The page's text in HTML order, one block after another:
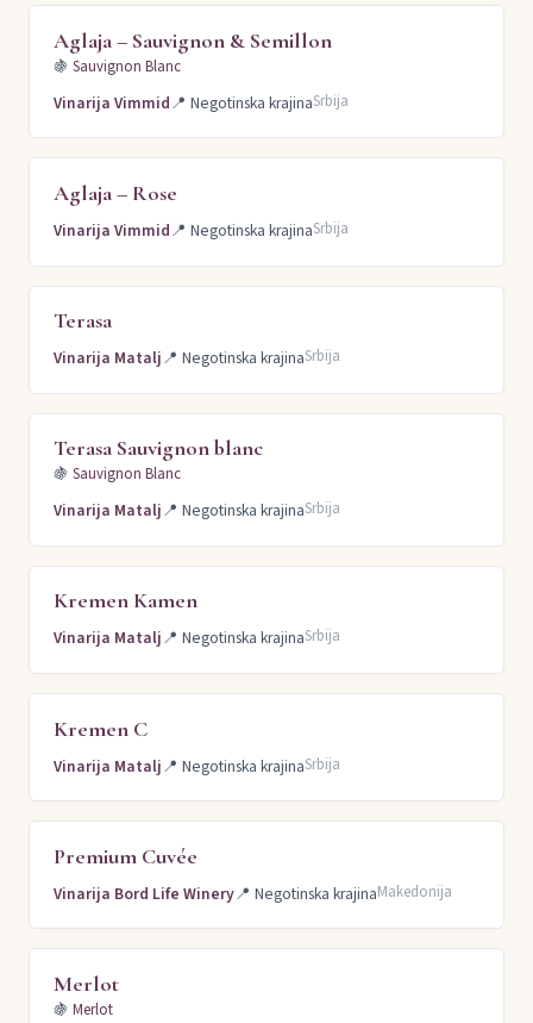
Aglaja – Sauvignon & Semillon
🍇 Sauvignon Blanc
Vinarija Vimmid📍 Negotinska krajinaSrbija
Aglaja – Rose
Vinarija Vimmid📍 Negotinska krajinaSrbija
Terasa
Vinarija Matalj📍 Negotinska krajinaSrbija
Terasa Sauvignon blanc
🍇 Sauvignon Blanc
Vinarija Matalj📍 Negotinska krajinaSrbija
Kremen Kamen
Vinarija Matalj📍 Negotinska krajinaSrbija
Kremen C
Vinarija Matalj📍 Negotinska krajinaSrbija
Premium Cuvée
Vinarija Bord Life Winery📍 Negotinska krajinaMakedonija
Merlot
🍇 Merlot